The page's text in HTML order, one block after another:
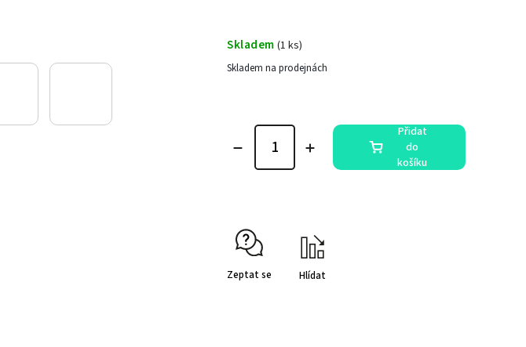
Skladem (1 ks)
Skladem na prodejnách
Přidat
do
košíku
Zeptat se Hlídat